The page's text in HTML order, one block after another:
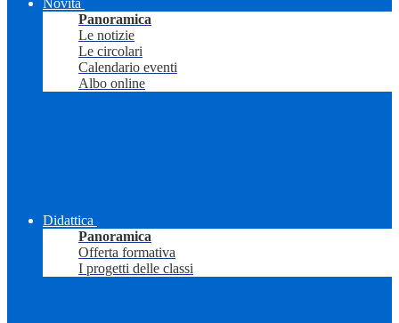
Novità
Panoramica
Le notizie
Le circolari
Calendario eventi
Albo online
Didattica
Panoramica
Offerta formativa
I progetti delle classi